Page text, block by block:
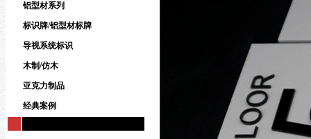
铝型材系列
标识牌/铝型材标牌
导视系统标识
木制/仿木
亚克力制品
经典案例